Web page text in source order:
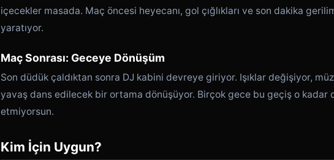
içecekler masada. Maç öncesi heyecanı, gol çığlıkları ve son dakika
yaratıyor.
Maç Sonrası: Geceye Dönüşüm
Son düdük çaldıktan sonra DJ kabini devreye giriyor. Işıklar değişiyor,
yavaş dans edilecek bir ortama dönüşüyor. Birçok gece bu geçiş o
etmiyorsun.
Kim İçin Uygun?